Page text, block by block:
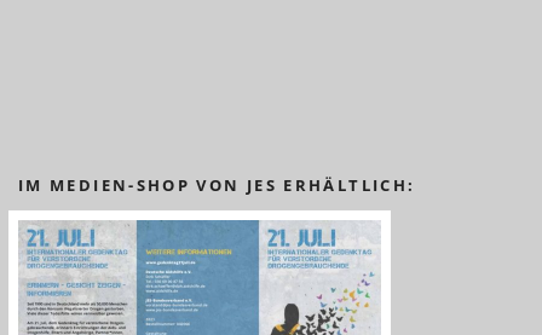
IM MEDIEN-SHOP VON JES ERHÄLTLICH: